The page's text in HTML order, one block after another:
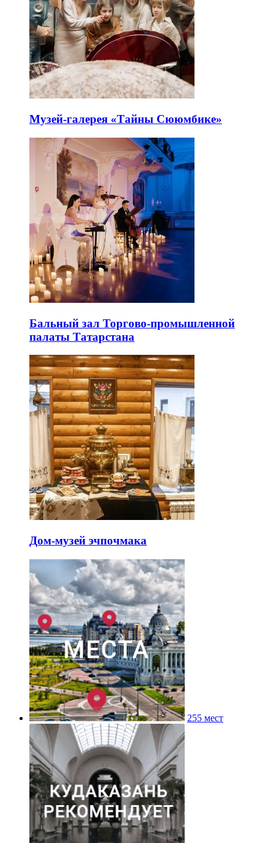
Музей-галерея «Тайны Сююмбике»
Бальный зал Торгово-промышленной
палаты Татарстана
Дом-музей эчпочмака
255 мест